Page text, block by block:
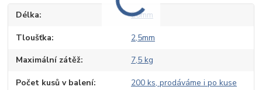
Délka 20mm
Tloušťka 2,5mm
Maximální zátěž 7,5 kg
Počet kusů v balení 200 ks, prodáváme i po kuse